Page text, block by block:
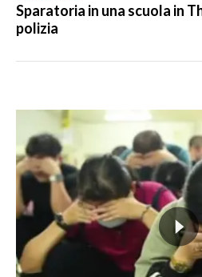
Sparatoria in una scuola in
polizia